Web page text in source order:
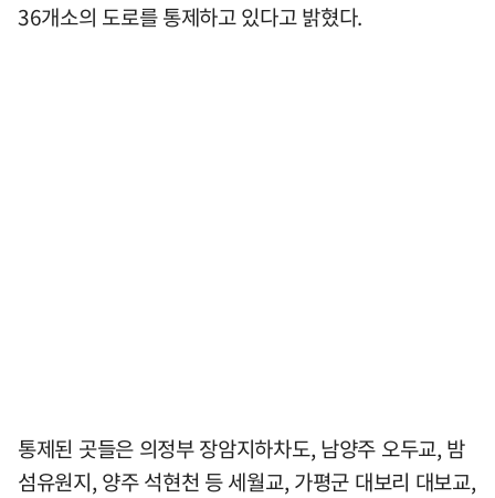
36개소의 도로를 통제하고 있다고 밝혔다.
통제된 곳들은 의정부 장암지하차도, 남양주 오두교, 밤
섬유원지, 양주 석현천 등 세월교, 가평군 대보리 대보교,